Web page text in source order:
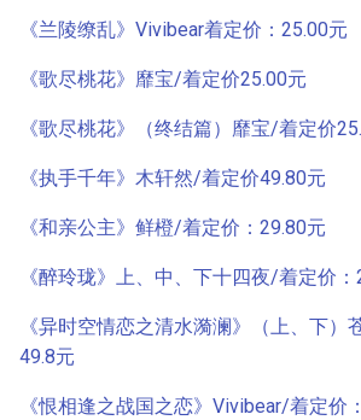
《兰陵缭乱》Vivibear着定价：25.00元
《歌尽桃花》靡宝/着定价25.00元
《歌尽桃花》（终结篇）靡宝/着定价
《执手千年》木轩然/着定价49.80元
《和亲公主》鲜橙/着定价：29.80元
《醉玲珑》上、中、下十四夜/着定价
《异时空情恋之清水漪澜》（上、下）
49.8元
《恨相逢之战国之恋》Vivibear/着定价